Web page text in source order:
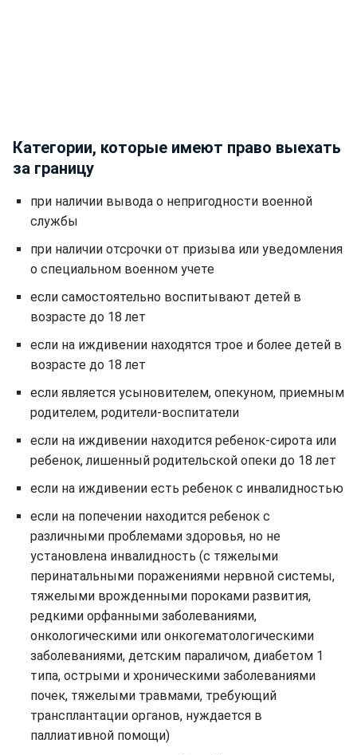
Категории, которые имеют право выехать
за границу
при наличии вывода о непригодности военной
службы
при наличии отсрочки от призыва или уведомления
о специальном военном учете
если самостоятельно воспитывают детей в
возрасте до 18 лет
если на иждивении находятся трое и более детей в
возрасте до 18 лет
если является усыновителем, опекуном, приемным
родителем, родители-воспитатели
если на иждивении находится ребенок-сирота или
ребенок, лишенный родительской опеки до 18 лет
если на иждивении есть ребенок с инвалидностью
если на попечении находится ребенок с
различными проблемами здоровья, но не
установлена инвалидность (с тяжелыми
перинатальными поражениями нервной системы,
тяжелыми врожденными пороками развития,
редкими орфанными заболеваниями,
онкологическими или онкогематологическими
заболеваниями, детским параличом, диабетом 1
типа, острыми и хроническими заболеваниями
почек, тяжелыми травмами, требующий
трансплантации органов, нуждается в
паллиативной помощи)